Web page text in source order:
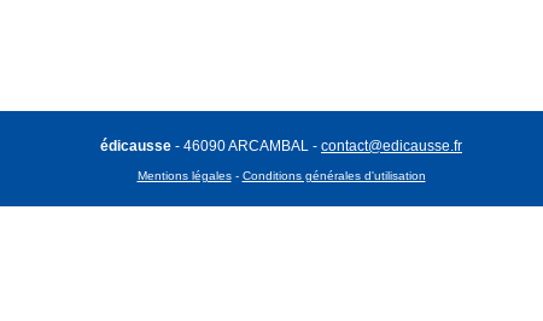
édicausse - 46090 ARCAMBAL - contact@edicausse.fr
Mentions légales- Conditions générales d'utilisation